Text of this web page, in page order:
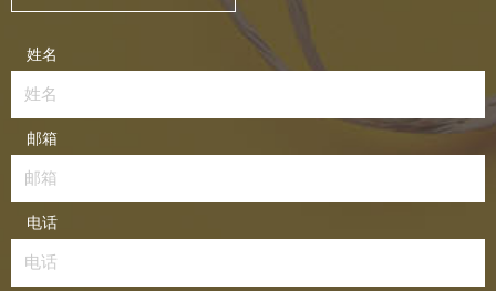
姓名
邮箱
电话